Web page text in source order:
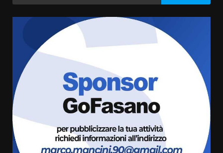
per:
Fasanese ferito a colpi di arma
da fuoco
6 Agosto 2026 18:13